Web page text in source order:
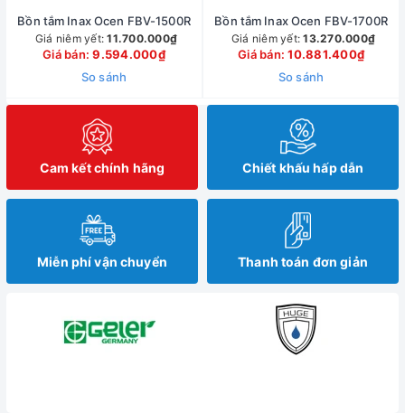
Bồn tắm Inax Ocen FBV-1500R
Giá niêm yết:11.700.000₫
Giá bán:9.594.000₫
So sánh
Bồn tắm Inax Ocen FBV-1700R
Giá niêm yết:13.270.000₫
Giá bán:10.881.400₫
So sánh
Cam kết chính hãng Chiết khấu hấp dẫn
Miễn phí vận chuyển Thanh toán đơn giản